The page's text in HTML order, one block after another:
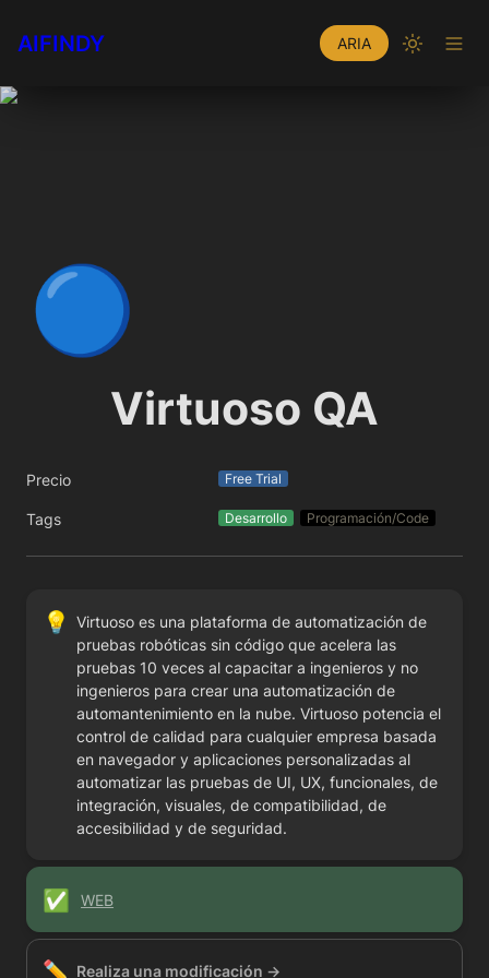
AIFINDY ARIA
🔵
Virtuoso QA
Precio Free Trial
Tags Desarrollo Programación/Code
💡
Virtuoso es una plataforma de automatización de
pruebas robóticas sin código que acelera las
pruebas 10 veces al capacitar a ingenieros y no
ingenieros para crear una automatización de
automantenimiento en la nube. Virtuoso potencia el
control de calidad para cualquier empresa basada
en navegador y aplicaciones personalizadas al
automatizar las pruebas de UI, UX, funcionales, de
integración, visuales, de compatibilidad, de
accesibilidad y de seguridad.
✅ WEB
✏️ Realiza una modificación →